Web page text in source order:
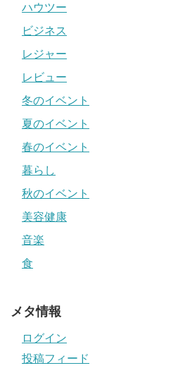
ハウツー
ビジネス
レジャー
レビュー
冬のイベント
夏のイベント
春のイベント
暮らし
秋のイベント
美容健康
音楽
食
メタ情報
ログイン
投稿フィード